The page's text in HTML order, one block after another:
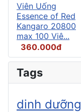
Viên Uống
Essence of Red
Kangaro 20800
max 100 Viê...
360.000đ
Tags
dinh dưỡng